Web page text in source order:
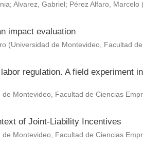
; Alvarez, Gabriel ; Pérez Alfaro, Marcelo
impact evaluation
(Universidad de Montevideo, Facultad
regulation. A field experiment
de Montevideo, Facultad de Ciencias
of Joint-Liability Incentives
de Montevideo, Facultad de Ciencias